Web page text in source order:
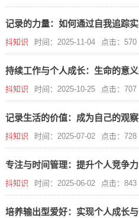
记录的力量：如何通过自我追踪
抖知识 时间：2025-11-04 点击：570
持续工作与个人成长：生命的意
抖知识 时间：2025-10-25 点击：707
记录生活的价值：成为自己的观
抖知识 时间：2025-07-02 点击：728
专注与时间管理：提升个人竞争
抖知识 时间：2025-06-02 点击：843
培养输出型爱好：实现个人成长